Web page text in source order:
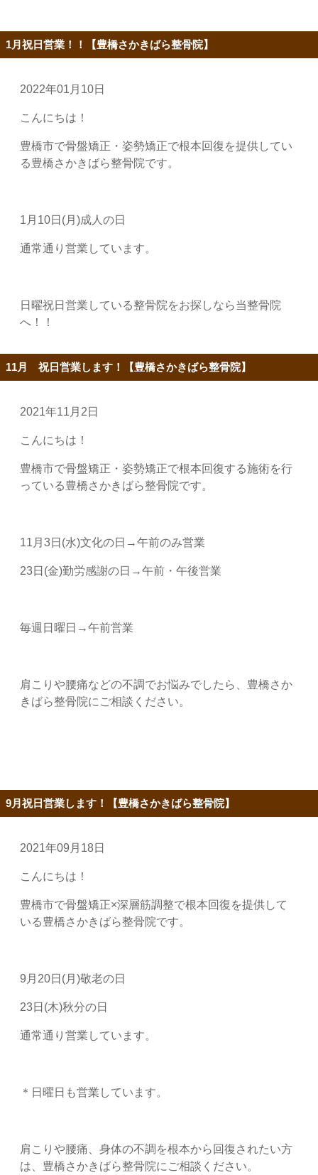
1月祝日営業！！【豊橋さかきばら整骨院】
2022年01月10日
こんにちは！
豊橋市で骨盤矯正・姿勢矯正で根本回復を提供してい
る豊橋さかきばら整骨院です。
1月10日(月)成人の日
通常通り営業しています。
日曜祝日営業している整骨院をお探しなら当整骨院
へ！！
11月 祝日営業します！【豊橋さかきばら整骨院】
2021年11月2日
こんにちは！
豊橋市で骨盤矯正・姿勢矯正で根本回復する施術を行
っている豊橋さかきばら整骨院です。
11月3日(水)文化の日→午前のみ営業
23日(金)勤労感謝の日→午前・午後営業
毎週日曜日→午前営業
肩こりや腰痛などの不調でお悩みでしたら、豊橋さか
きばら整骨院にご相談ください。
9月祝日営業します！【豊橋さかきばら整骨院】
2021年09月18日
こんにちは！
豊橋市で骨盤矯正×深層筋調整で根本回復を提供して
いる豊橋さかきばら整骨院です。
9月20日(月)敬老の日
23日(木)秋分の日
通常通り営業しています。
＊日曜日も営業しています。
肩こりや腰痛、身体の不調を根本から回復されたい方
は、豊橋さかきばら整骨院にご相談ください。